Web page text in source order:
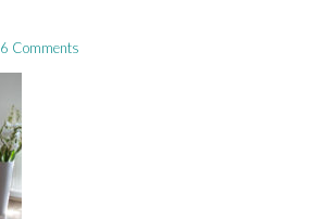
6 Comments